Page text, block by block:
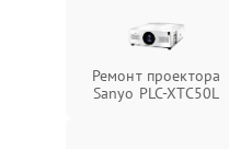
Ремонт проектора
Sanyo PLC-XTC50L